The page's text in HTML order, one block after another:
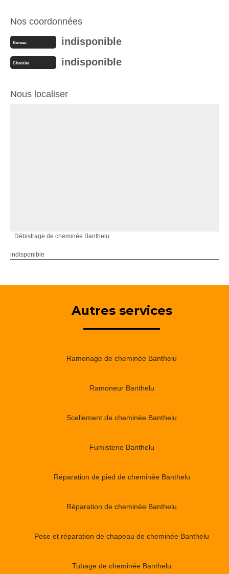
Nos coordonnées
Bureau indisponible
Chantier indisponible
Nous localiser
Débistrage de cheminée Banthelu
indisponible
Autres services
Ramonage de cheminée Banthelu
Ramoneur Banthelu
Scellement de cheminée Banthelu
Fumisterie Banthelu
Réparation de pied de cheminée Banthelu
Réparation de cheminée Banthelu
Pose et réparation de chapeau de cheminée Banthelu
Tubage de cheminée Banthelu